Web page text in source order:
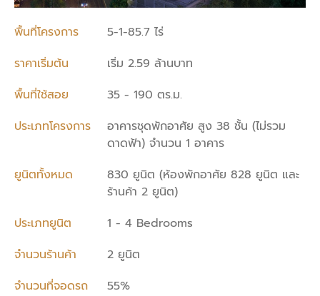
พื้นที่โครงการ
5-1-85.7 ไร่
ราคาเริ่มต้น
เริ่ม 2.59 ล้านบาท
พื้นที่ใช้สอย
35 - 190 ตร.ม.
ประเภทโครงการ
อาคารชุดพักอาศัย สูง 38 ชั้น (ไม่รวม
ดาดฟ้า) จำนวน 1 อาคาร
ยูนิตทั้งหมด
830 ยูนิต (ห้องพักอาศัย 828 ยูนิต และ
ร้านค้า 2 ยูนิต)
ประเภทยูนิต
1 - 4 Bedrooms
จำนวนร้านค้า
2 ยูนิต
จำนวนที่จอดรถ
55%